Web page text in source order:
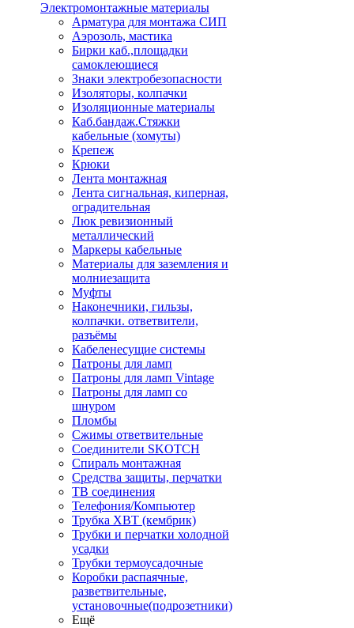
Электромонтажные материалы
Арматура для монтажа СИП
Аэрозоль, мастика
Бирки каб.,площадки
самоклеющиеся
Знаки электробезопасности
Изоляторы, колпачки
Изоляционные материалы
Каб.бандаж.Стяжки
кабельные (хомуты)
Крепеж
Крюки
Лента монтажная
Лента сигнальная, киперная,
оградительная
Люк ревизионный
металлический
Маркеры кабельные
Материалы для заземления и
молниезащита
Муфты
Наконечники, гильзы,
колпачки. ответвители,
разъёмы
Кабеленесущие системы
Патроны для ламп
Патроны для ламп Vintage
Патроны для ламп со
шнуром
Пломбы
Сжимы ответвительные
Соединители SKOTCH
Спираль монтажная
Средства защиты, перчатки
ТВ соединения
Телефония/Компьютер
Трубка ХВТ (кембрик)
Трубки и перчатки холодной
усадки
Трубки термоусадочные
Коробки распаячные,
разветвительные,
установочные(подрозетники)
Ещё